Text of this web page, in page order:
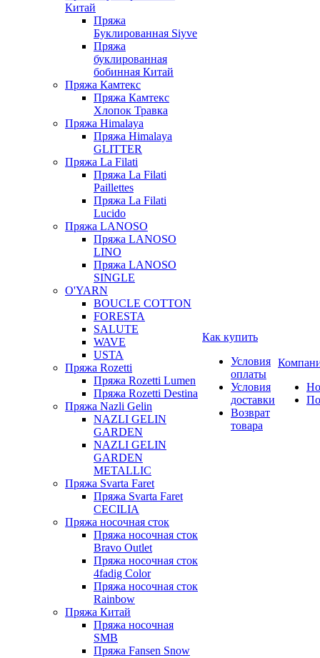
Китай
Пряжа
Буклированная Siyve
Пряжа
буклированная
бобинная Китай
Пряжа Камтекс
Пряжа Камтекс
Хлопок Травка
Пряжа Himalaya
Пряжа Himalaya
GLITTER
Пряжа La Filati
Пряжа La Filati
Paillettes
Пряжа La Filati
Lucido
Пряжа LANOSO
Пряжа LANOSO
LINO
Пряжа LANOSO
SINGLE
O'YARN
BOUCLE COTTON
FORESTA
SALUTE
WAVE
USTA
Пряжа Rozetti
Пряжа Rozetti Lumen
Пряжа Rozetti Destina
Пряжа Nazli Gelin
NAZLI GELIN
GARDEN
NAZLI GELIN
GARDEN
METALLIC
Пряжа Svarta Faret
Пряжа Svarta Faret
CECILIA
Пряжа носочная сток
Пряжа носочная сток
Bravo Outlet
Пряжа носочная сток
4fadig Color
Пряжа носочная сток
Rainbow
Пряжа Китай
Пряжа носочная
SMB
Пряжа Fansen Snow
Как купить
Условия
оплаты
Условия
доставки
Возврат
товара